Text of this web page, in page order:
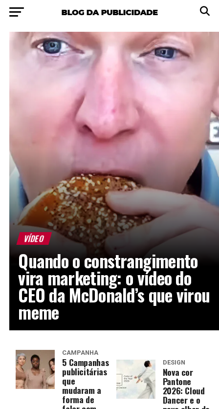
VÍDEO
Quando o constrangimento
vira marketing: o vídeo do
CEO da McDonald’s que virou
meme
CAMPANHA
5 Campanhas
publicitárias
que
mudaram a
forma de
DESIGN
Nova cor
Pantone
2026: Cloud
Dancer e o